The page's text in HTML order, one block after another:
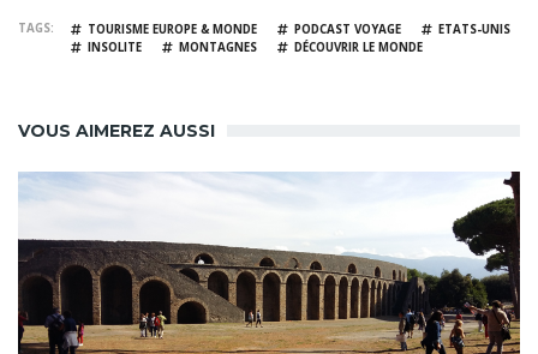
TAGS TOURISME EUROPE & MONDE PODCAST VOYAGE
ETATS-UNIS
INSOLITE
MONTAGNES DÉCOUVRIR LE MONDE
VOUS AIMEREZ AUSSI